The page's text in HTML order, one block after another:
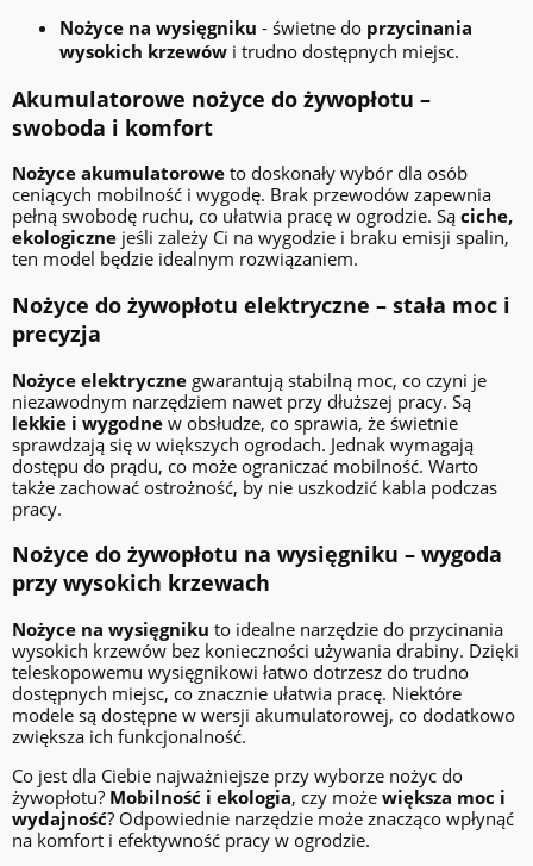
Nożyce na wysięgniku - świetne do przycinania
wysokich krzewów i trudno dostępnych miejsc.
Akumulatorowe nożyce do żywopłotu –
swoboda i komfort
Nożyce akumulatorowe to doskonały wybór dla osób
ceniących mobilność i wygodę. Brak przewodów zapewnia
pełną swobodę ruchu, co ułatwia pracę w ogrodzie. Są ciche,
ekologiczne jeśli zależy Ci na wygodzie i braku emisji spalin,
ten model będzie idealnym rozwiązaniem.
Nożyce do żywopłotu elektryczne – stała moc i
precyzja
Nożyce elektryczne gwarantują stabilną moc, co czyni je
niezawodnym narzędziem nawet przy dłuższej pracy. Są
lekkie i wygodne w obsłudze, co sprawia, że świetnie
sprawdzają się w większych ogrodach. Jednak wymagają
dostępu do prądu, co może ograniczać mobilność. Warto
także zachować ostrożność, by nie uszkodzić kabla podczas
pracy.
Nożyce do żywopłotu na wysięgniku – wygoda
przy wysokich krzewach
Nożyce na wysięgniku to idealne narzędzie do przycinania
wysokich krzewów bez konieczności używania drabiny. Dzięki
teleskopowemu wysięgnikowi łatwo dotrzesz do trudno
dostępnych miejsc, co znacznie ułatwia pracę. Niektóre
modele są dostępne w wersji akumulatorowej, co dodatkowo
zwiększa ich funkcjonalność.
Co jest dla Ciebie najważniejsze przy wyborze nożyc do
żywopłotu? Mobilność i ekologia, czy może większa moc i
wydajność? Odpowiednie narzędzie może znacząco wpłynąć
na komfort i efektywność pracy w ogrodzie.